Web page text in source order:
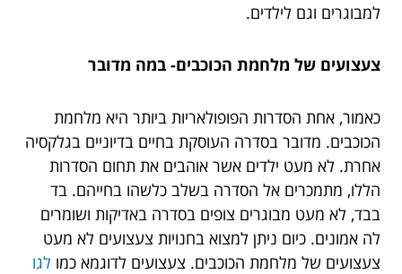
למבוגרים וגם לילדים.
צעצועים של מלחמת הכוכבים- במה מדובר
כאמור, אחת הסדרות הפופולאריות ביותר היא מלחמת
הכוכבים. מדובר בסדרה העוסקת בחיים בדיוניים בגלקסיה
אחרת. לא מעט ילדים אשר אוהבים את תחום הסדרות
הללו, מתמכרים אל הסדרה בשלב כלשהו בחייהם. בד
בבד, לא מעט מבוגרים צופים בסדרה באדיקות ושומרים
לה אמונים. כיום ניתן למצוא בחנויות צעצועים לא מעט
צעצועים של מלחמת הכוכבים. צעצועים לדוגמא כמו לגו